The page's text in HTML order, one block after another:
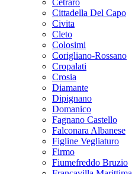
Cetraro
Cittadella Del Capo
Civita
Cleto
Colosimi
Corigliano-Rossano
Cropalati
Crosia
Diamante
Dipignano
Domanico
Fagnano Castello
Falconara Albanese
Figline Vegliaturo
Firmo
Fiumefreddo Bruzio